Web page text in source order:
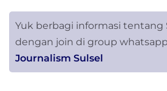
Yuk berbagi informasi tentang
dengan join di group
Journalism Sulsel